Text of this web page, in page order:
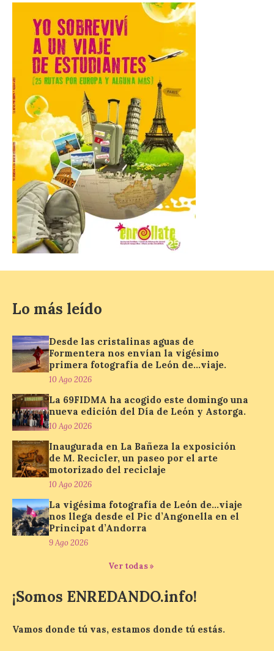
La 69FIDMA ha acogido
este domingo una nueva
edición del Día de León y
Astorga.
10 Ago 2026
El presidente de la
Diputación de León,
Gerardo Álvarez Courel, y
el vicepresidente Roberto
Aller han participado en el
acto institucional organizado con motivo
del Día de León. Organizada por la
Cámara de Comercio de Gijón, FIDMA es
una feria […]
CIUDEN acoge un nuevo
gran proyecto expositivo
que conecta la obra de
10 Ago 2026
La Térmica Cultural
albergará hasta el 10 de
enero de 2027 la muestra
‘Eduardo Chillida. Pensar
por 125 piezas de una de las figuras
esenciales del arte contemporáneo.
Hierro, vacío y memoria industrial
marcan esta exposición […]
Protección Civil activa la
fase de Preemergencia en
Situación Operativa 1 del
Plan Estatal General de
Emergencias ante los
riesgos potenciales
días antes del eclipse
solar total del 12 de
Lo más leído
Desde las cristalinas aguas de
Formentera nos envían la vigésimo
primera fotografía de León de…viaje.
10 Ago 2026
La 69FIDMA ha acogido este domingo una
nueva edición del Día de León y Astorga.
10 Ago 2026
Inaugurada en La Bañeza la exposición
de M. Recicler, un paseo por el arte
motorizado del reciclaje
10 Ago 2026
La vigésima fotografía de León de…viaje
nos llega desde el Pic d’Angonella en el
Principat d’Andorra
9 Ago 2026
Ver todas »
¡Somos ENREDANDO.info!
Vamos donde tú vas, estamos donde tú estás.